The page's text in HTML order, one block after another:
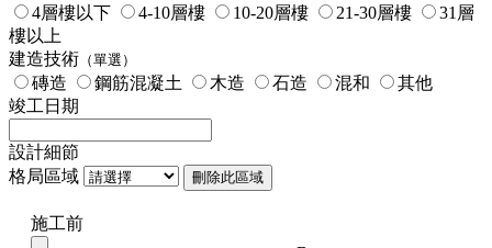
4層樓以下 4-10層樓 10-20層樓 21-30層樓
31層
樓以上
建造技術 （單選）
磚造 鋼筋混凝土 木造 石造 混和
其他
竣工日期
設計細節
格局區域
刪除此區域
施工前